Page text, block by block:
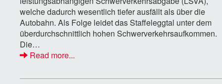
welche dadurch wesentlich tiefer ausfällt als über die
Autobahn. Als Folge leidet das Staffeleggtal unter dem
überdurchschnittlich hohen Schwerverkehrsaufkommen.
Die…
Read more...